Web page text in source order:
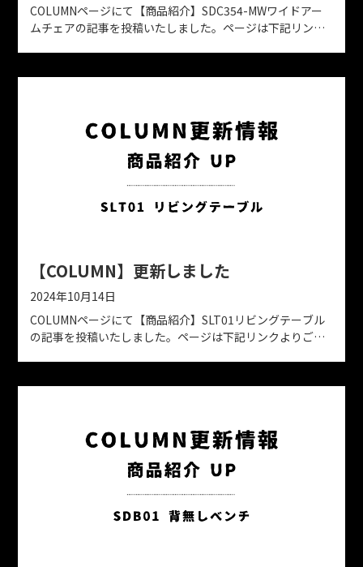
COLUMNページにて【商品紹介】SDC354-MWワイドアー
ムチェアの記事を投稿いたしました。ページは下記リンク
【COLUMN】更新しました
2024年10月14日
COLUMNページにて【商品紹介】SLT01リビングテーブル
の記事を投稿いたしました。ページは下記リンクよりご確